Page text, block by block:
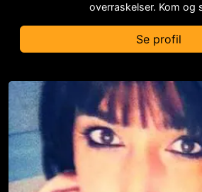
overraskelser. Kom og
Se profil